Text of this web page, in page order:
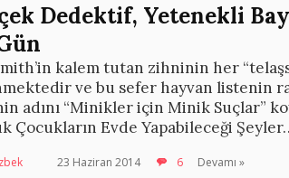
Dedektif, Yetenekli
kalem tutan zihninin her
ve bu sefer hayvan listenin
adını “Minikler için Minik Suçlar”
Çocukların Evde Yapabileceği
23 Haziran 2014 6 Devamı »